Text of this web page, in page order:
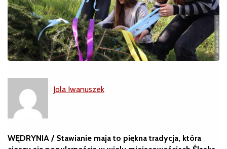
Jola Iwanuszek
WĘDRYNIA / Stawianie maja to piękna tradycja, która